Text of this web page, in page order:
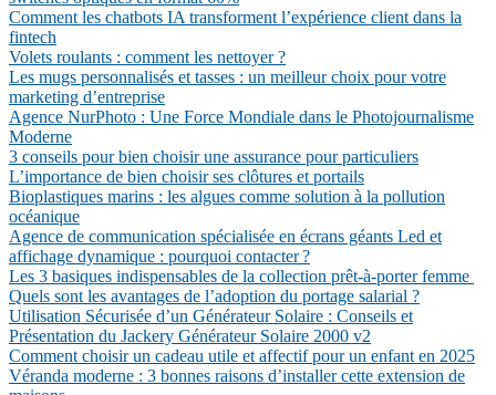
Comment les chatbots IA transforment l’expérience client dans la
fintech
Volets roulants : comment les nettoyer ?
Les mugs personnalisés et tasses : un meilleur choix pour votre
marketing d’entreprise
Agence NurPhoto : Une Force Mondiale dans le Photojournalisme
Moderne
3 conseils pour bien choisir une assurance pour particuliers
L’importance de bien choisir ses clôtures et portails
Bioplastiques marins : les algues comme solution à la pollution
océanique
Agence de communication spécialisée en écrans géants Led et
affichage dynamique : pourquoi contacter ?
Les 3 basiques indispensables de la collection prêt-à-porter femme
Quels sont les avantages de l’adoption du portage salarial ?
Utilisation Sécurisée d’un Générateur Solaire : Conseils et
Présentation du Jackery Générateur Solaire 2000 v2
Comment choisir un cadeau utile et affectif pour un enfant en 2025
Véranda moderne : 3 bonnes raisons d’installer cette extension de